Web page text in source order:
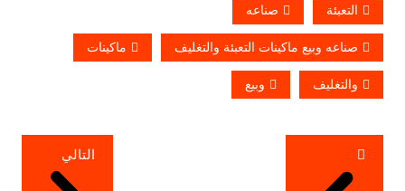
التعبئة صناعه
صناعه وبيع ماكينات التعبئة والتغليف ماكينات
والتغليف وبيع
تصفّح
المقالات
التالي